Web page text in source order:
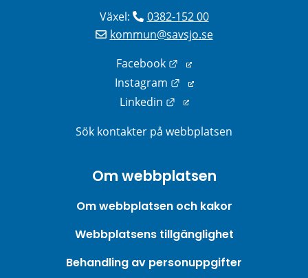
Växel:
0382-152 00
kommun@savsjo.se
Facebook
Länk till annan
Instagram
Länk till annan
Linkedin
Länk till annan webbplats.
Sök kontakter på webbplatsen
Om webbplatsen
Om webbplatsen och kakor
Webbplatsens tillgänglighet
Behandling av personuppgifter